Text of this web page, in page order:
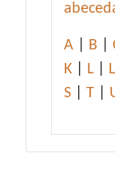
A B
K
L
S
T